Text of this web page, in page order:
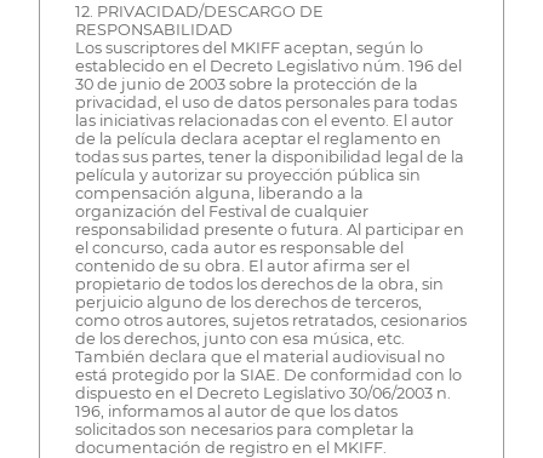
12. PRIVACIDAD/DESCARGO DE
RESPONSABILIDAD
Los suscriptores del MKIFF aceptan, según lo
establecido en el Decreto Legislativo núm. 196 del
30 de junio de 2003 sobre la protección de la
privacidad, el uso de datos personales para todas
las iniciativas relacionadas con el evento. El autor
de la película declara aceptar el reglamento en
todas sus partes, tener la disponibilidad legal de la
película y autorizar su proyección pública sin
compensación alguna, liberando a la
organización del Festival de cualquier
responsabilidad presente o futura. Al participar en
el concurso, cada autor es responsable del
contenido de su obra. El autor afirma ser el
propietario de todos los derechos de la obra, sin
perjuicio alguno de los derechos de terceros,
como otros autores, sujetos retratados, cesionarios
de los derechos, junto con esa música, etc.
También declara que el material audiovisual no
está protegido por la SIAE. De conformidad con lo
dispuesto en el Decreto Legislativo 30/06/2003 n.
196, informamos al autor de que los datos
solicitados son necesarios para completar la
documentación de registro en el MKIFF.